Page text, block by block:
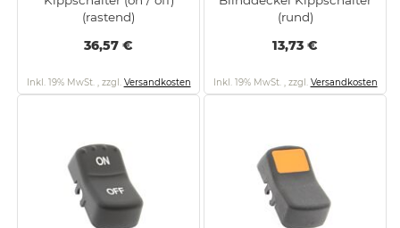
(rastend)
36,57 €
Inkl. 19% MwSt. , zzgl. Versandkosten
(rund)
13,73 €
Inkl. 19% MwSt. , zzgl. Versandkosten